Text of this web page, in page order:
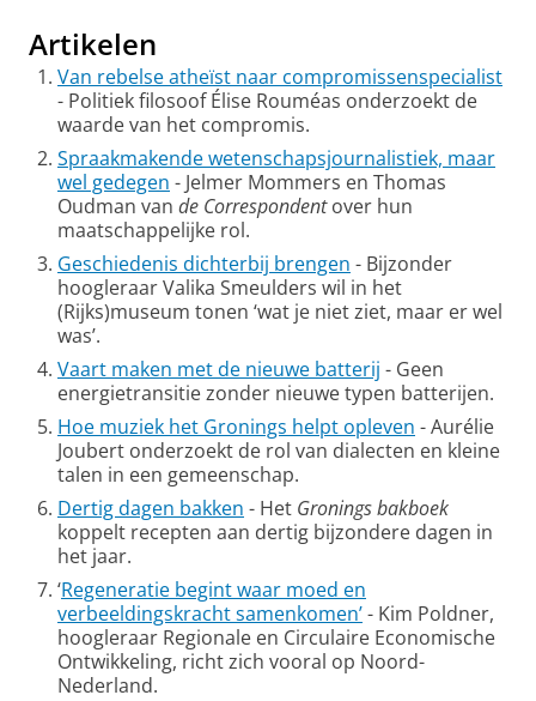
Artikelen
Van rebelse atheïst naar compromissenspecialist
- Politiek filosoof Élise Rouméas onderzoekt de
waarde van het compromis.
Spraakmakende wetenschapsjournalistiek, maar
wel gedegen - Jelmer Mommers en Thomas
Oudman van de Correspondentover hun
maatschappelijke rol.
Geschiedenis dichterbij brengen - Bijzonder
hoogleraar Valika Smeulders wil in het
(Rijks)museum tonen ‘wat je niet ziet, maar er wel
was’.
Vaart maken met de nieuwe batterij - Geen
energietransitie zonder nieuwe typen batterijen.
Hoe muziek het Gronings helpt opleven - Aurélie
Joubert onderzoekt de rol van dialecten en kleine
talen in een gemeenschap.
Dertig dagen bakken - Het Gronings bakboek
koppelt recepten aan dertig bijzondere dagen in
het jaar.
‘Regeneratie begint waar moed en
verbeeldingskracht samenkomen’- Kim Poldner,
hoogleraar Regionale en Circulaire Economische
Ontwikkeling, richt zich vooral op Noord-
Nederland.